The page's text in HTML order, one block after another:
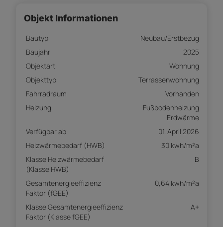
Objekt Informationen
Bautyp
Neubau/Erstbezug
Baujahr
2025
Objektart
Wohnung
Objekttyp
Terrassenwohnung
Fahrradraum
Vorhanden
Heizung
Fußbodenheizung
Erdwärme
Verfügbar ab
01. April 2026
Heizwärmebedarf (HWB)
30 kwh/m²a
Klasse Heizwärmebedarf
(Klasse HWB)
B
Gesamtenergieeffizienz
Faktor (fGEE)
0,64 kwh/m²a
Klasse Gesamtenergieeffizienz
Faktor (Klasse fGEE)
A+